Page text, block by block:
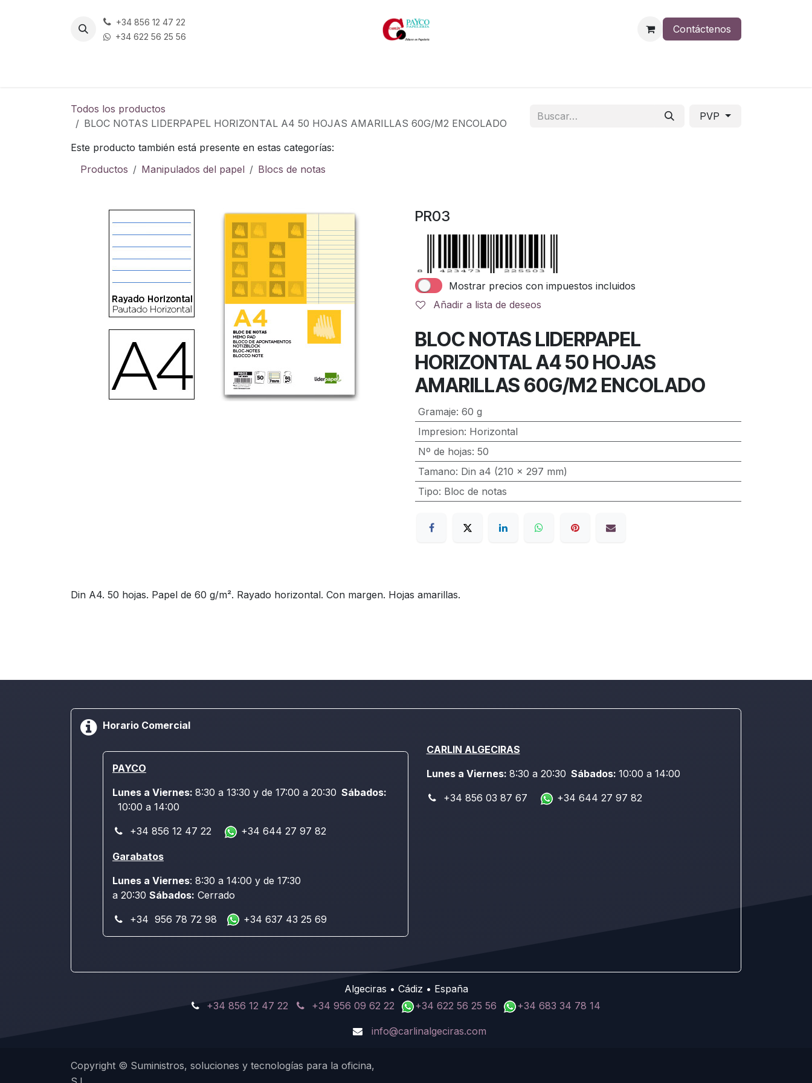
+34 856 12 47 22
+34 622 56 25 56
Contáctenos
Todos los productos
BLOC NOTAS LIDERPAPEL HORIZONTAL A4 50 HOJAS AMARILLAS 60G/M2 ENCOLADO
PVP
Este producto también está presente en estas categorías:
Productos
Manipulados del papel Blocs de notas
PR03
Mostrar precios con impuestos incluidos
Añadir a lista de deseos
BLOC NOTAS LIDERPAPEL
HORIZONTAL A4 50 HOJAS
AMARILLAS 60G/M2 ENCOLADO
Gramaje: 60 g
Impresion: Horizontal
Nº de hojas: 50
Tamano: Din a4 (210 x 297 mm)
Tipo: Bloc de notas
Din A4. 50 hojas. Papel de 60 g/m². Rayado horizontal. Con margen. Hojas amarillas.
Horario Comercial
PAYCO
Lunes a Viernes: 8:30 a 13:30 y de 17:00 a 20:30 Sábados:
10:00 a 14:00
+34 856 12 47 22
+34 644 27 97 82
Garabatos
Lunes a Viernes: 8:30 a 14:00 y de 17:30
a 20:30 Sábados: Cerrado
+34 956 78 72 98
+34 637 43 25 69
CARLIN ALGECIRAS
Lunes a Viernes: 8:30 a 20:30 Sábados: 10:00 a 14:00
+34 856 03 87 67
+34 644 27 97 82
Algeciras • Cádiz • España
+34 856 12 47 22
+34 956 09 62 22 +34 622 56 25 56 +34 683 34 78 14
info@carlinalgeciras.com
Copyright © Suministros, soluciones y tecnologías para la oficina,